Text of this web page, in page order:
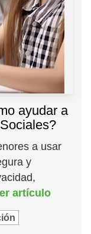
ayudar a
a usar
y
artículo